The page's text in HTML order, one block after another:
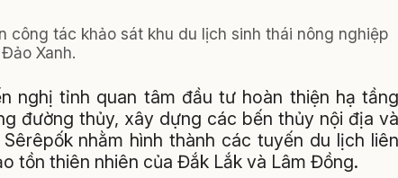
công tác khảo sát khu du lịch sinh thái nông nghiệp
Đảo Xanh.
nghị tỉnh quan tâm đầu tư hoàn thiện hạ tầng
đường thủy, xây dựng các bến thủy nội địa và
nhằm hình thành các tuyến du lịch liên
tồn thiên nhiên của Đắk Lắk và Lâm Đồng.